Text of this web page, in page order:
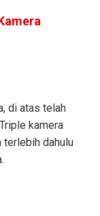
di atas telah
kamera
terlebih dahulu